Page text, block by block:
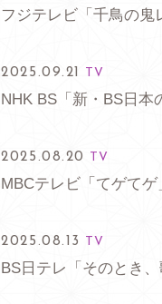
フジテレビ「千鳥の鬼
2025.09.21 TV
NHK BS「新・BS日本
2025.08.20 TV
MBCテレビ「てゲてゲ
2025.08.13 TV
BS日テレ「そのとき